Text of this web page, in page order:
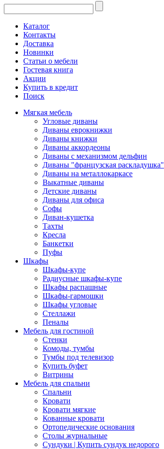
Каталог
Контакты
Доставка
Новинки
Статьи о мебели
Гостевая книга
Акции
Купить в кредит
Поиск
Мягкая мебель
Угловые диваны
Диваны еврокнижки
Диваны книжки
Диваны аккордеоны
Диваны с механизмом дельфин
Диваны "французская раскладушка"
Диваны на металлокаркасе
Выкатные диваны
Детские диваны
Диваны для офиса
Софы
Диван-кушетка
Тахты
Кресла
Банкетки
Пуфы
Шкафы
Шкафы-купе
Радиусные шкафы-купе
Шкафы распашные
Шкафы-гармошки
Шкафы угловые
Стеллажи
Пеналы
Мебель для гостиной
Стенки
Комоды, тумбы
Тумбы под телевизор
Купить буфет
Витрины
Мебель для спальни
Спальни
Кровати
Кровати мягкие
Кованные кровати
Ортопедические основания
Столы журнальные
Сундуки | Купить сундук недорого